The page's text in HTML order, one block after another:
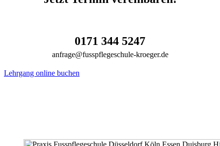
0171 344 5247
anfrage@fusspflegeschule-kroeger.de
Lehrgang online buchen